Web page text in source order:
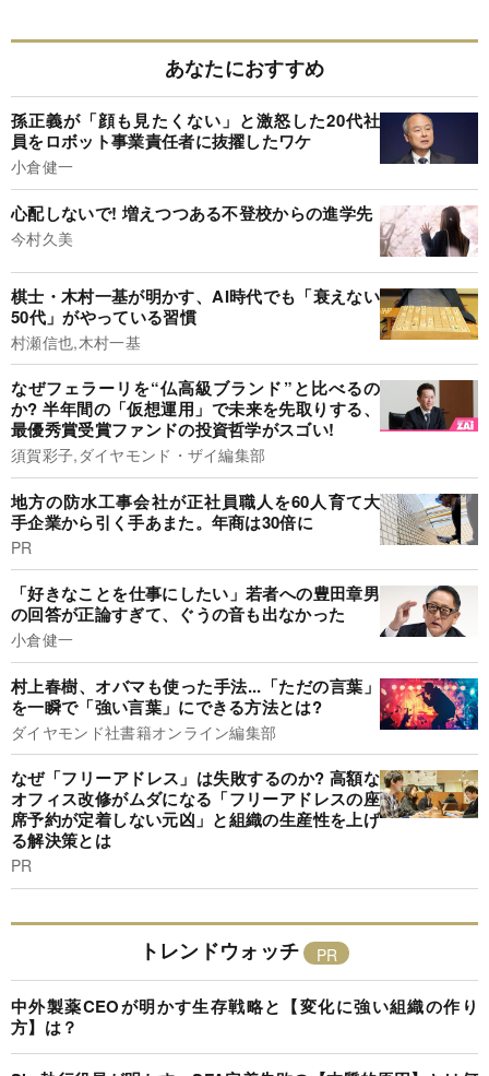
あなたにおすすめ
孫正義が「顔も見たくない」と激怒した20代社
員をロボット事業責任者に抜擢したワケ
小倉健一
心配しないで! 増えつつある不登校からの進学先
今村久美
棋士・木村一基が明かす、AI時代でも「衰えない
50代」がやっている習慣
村瀬信也,木村一基
なぜフェラーリを“仏高級ブランド”と比べるの
か? 半年間の「仮想運用」で未来を先取りする、
最優秀賞受賞ファンドの投資哲学がスゴい!
須賀彩子,ダイヤモンド・ザイ編集部
地方の防水工事会社が正社員職人を60人育て大
手企業から引く手あまた。年商は30倍に
PR
「好きなことを仕事にしたい」若者への豊田章男
の回答が正論すぎて、ぐうの音も出なかった
小倉健一
村上春樹、オバマも使った手法...「ただの言葉」
を一瞬で「強い言葉」にできる方法とは?
ダイヤモンド社書籍オンライン編集部
なぜ「フリーアドレス」は失敗するのか? 高額な
オフィス改修がムダになる「フリーアドレスの座
席予約が定着しない元凶」と組織の生産性を上げ
る解決策とは
PR
トレンドウォッチ
中外製薬CEOが明かす生存戦略と【変化に強い組織の作り
方】は？